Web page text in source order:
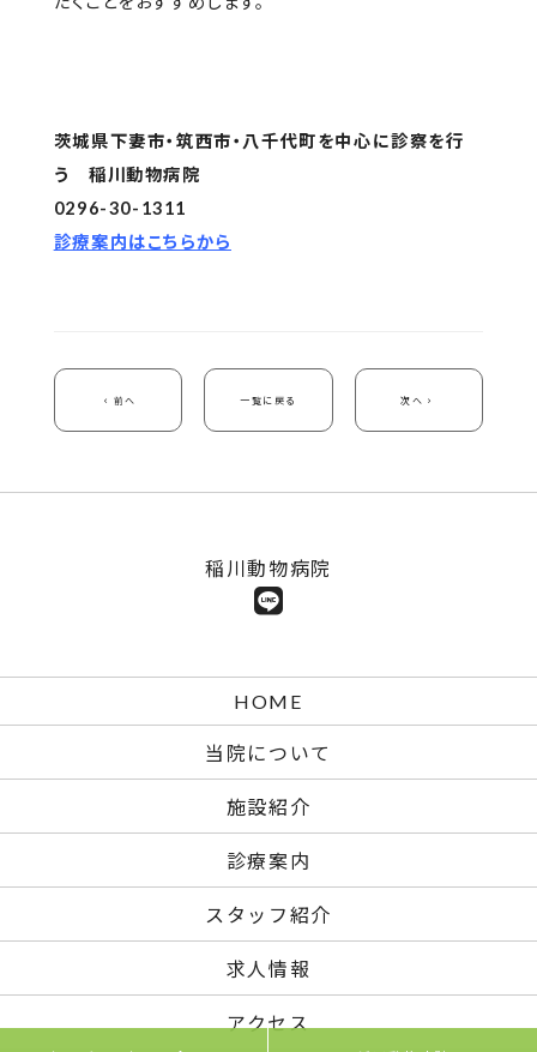
茨城県下妻市・筑西市・八千代町を中心に診察を行
う 稲川動物病院
0296-30-1311
診療案内はこちらから
前へ 一覧に戻る 次へ
稲川動物病院
HOME
当院について
施設紹介
診療案内
スタッフ紹介
求人情報
アクセス